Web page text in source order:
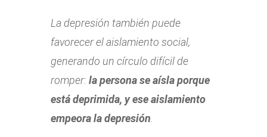
La depresión también puede
favorecer el aislamiento social,
generando un círculo difícil de
romper: la persona se aísla porque
está deprimida, y ese aislamiento
empeora la depresión